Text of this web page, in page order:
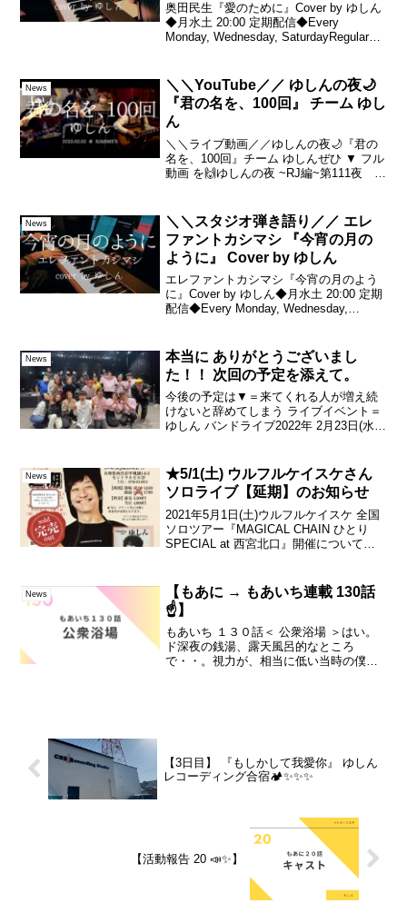
奥田民生『愛のために』Cover by ゆしん
◆月水土 20:00 定期配信◆Every
Monday, Wednesday, SaturdayRegular
News
＼＼YouTube／／ ゆしんの夜🌙
『君の名を、100回』 チーム ゆし
ん
＼＼ライブ動画／／ゆしんの夜🌙『君の
名を、100回』チーム ゆしんぜひ ▼ フル
動画 を🙌ゆしんの夜 ~RJ編~第111夜 2
ノ 山本 義則（どんちゃん）ド...
News
＼＼スタジオ弾き語り／／ エレ
ファントカシマシ 『今宵の月の
ように』 Cover by ゆしん
エレファントカシマシ『今宵の月のよう
に』Cover by ゆしん◆月水土 20:00 定期
配信◆Every Monday, Wednesday,
News
本当に ありがとうございまし
た！！ 次回の予定を添えて。
今後の予定は▼＝来てくれる人が増え続
けないと辞めてしまう ライブイベント＝
ゆしん バンドライブ2022年 2月23日(水・
のバンドライブがストップしてし...
News
★5/1(土) ウルフルケイスケさん
ソロライブ【延期】のお知らせ
2021年5月1日(土)ウルフルケイスケ 全国
ソロツアー『MAGICAL CHAIN ひとり
SPECIAL at 西宮北口』開催について。
RJ&BME’S...
News
【もあに → もあいち連載 130話
☝️】
もあいち １３０話＜ 公衆浴場 ＞はい。
ド深夜の銭湯、露天風呂的なところ
で・・。視力が、相当に低い当時の僕
【3日目】 『もしかして我愛你』 ゆしん
レコーディング合宿🏕️✨✨✨
【活動報告 20 📣✨】